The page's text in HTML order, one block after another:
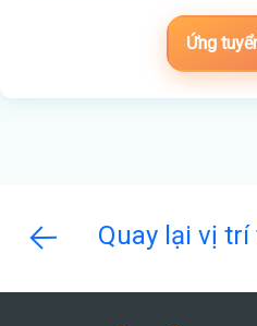
Ứng
Quay lại vị